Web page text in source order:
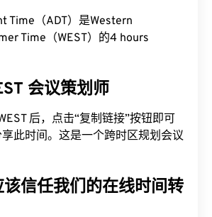
Time（ADT）是Western
Time（WEST）的4 hours
会议策划师
后，点击“复制链接”按钮即可
此时间。这是一个跨时区规划会议
信任我们的在线时间转